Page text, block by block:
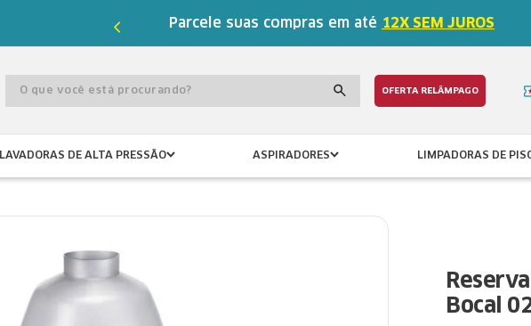
Parcele suas compras em até 12X SEM JUROS
O que você está procurando? OFERTA RELÂMPAGO
LAVADORAS DE ALTA PRESSÃO ASPIRADORES LIMPADORAS DE
Bocal